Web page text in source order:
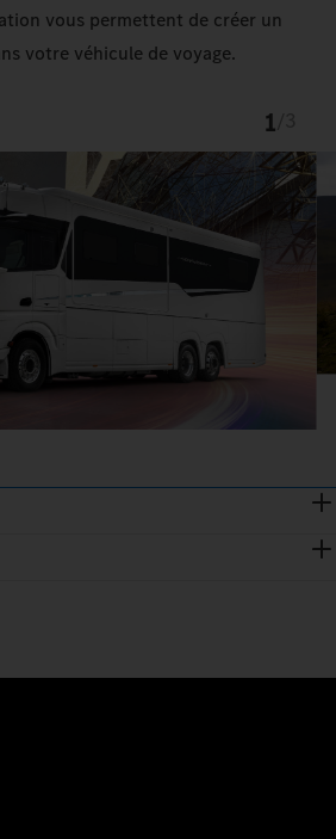
vous permettent de créer un
votre véhicule de voyage.
1